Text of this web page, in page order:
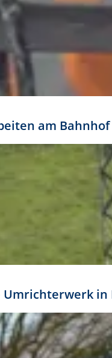
am
Umrichterwerk